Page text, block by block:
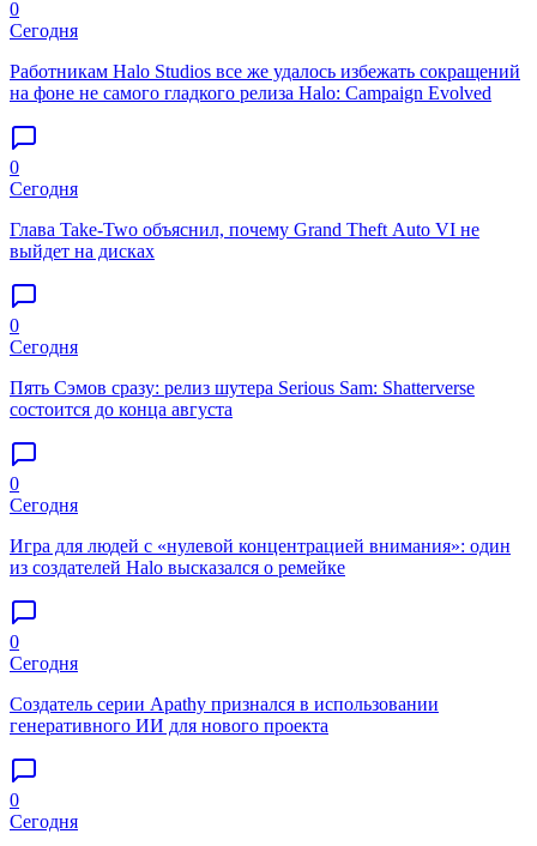
0
Сегодня
Работникам Halo Studios все же удалось избежать сокращений
на фоне не самого гладкого релиза Halo: Campaign Evolved
0
Сегодня
Глава Take-Two объяснил, почему Grand Theft Auto VI не
выйдет на дисках
0
Сегодня
Пять Сэмов сразу: релиз шутера Serious Sam: Shatterverse
состоится до конца августа
0
Сегодня
Игра для людей с «нулевой концентрацией внимания»: один
из создателей Halo высказался о ремейке
0
Сегодня
Создатель серии Apathy признался в использовании
генеративного ИИ для нового проекта
0
Сегодня